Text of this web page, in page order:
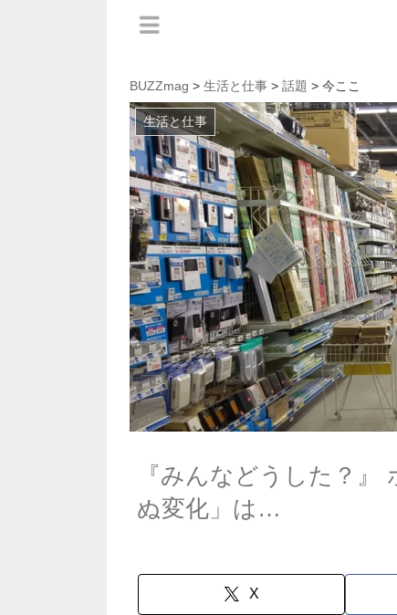
BUZZmag > 生活と仕事 > 話題 > 今ここ
生活と仕事
『みんなどうした？
ぬ変化」は…
X